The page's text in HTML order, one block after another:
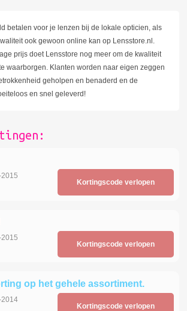
betalen voor je lenzen bij de lokale opticien, als
ook gewoon online kan op Lensstore.nl.
prijs doet Lensstore nog meer om de kwaliteit
waarborgen. Klanten worden naar eigen zeggen
geholpen en benaderd en de
en snel geleverd!
Kortingscode verlopen
Kortingscode verlopen
op het gehele assortiment.
Kortingscode verlopen
2014